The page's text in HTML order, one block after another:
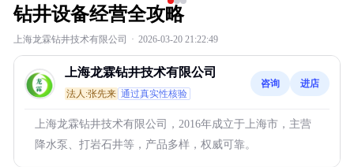
钻井设备经营全攻略
上海龙霖钻井技术有限公司 · 2026-03-20 21:22:49
上海龙霖钻井技术有限公司
法人:张先来 通过真实性核验
咨询 进店
上海龙霖钻井技术有限公司，2016年成立于上海市，主营
降水泵、打岩石井等，产品多样，权威可靠。